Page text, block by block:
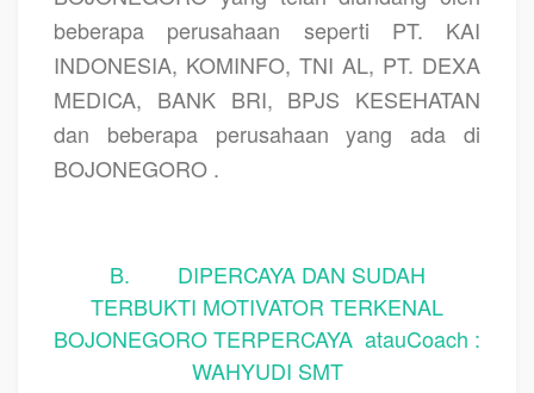
beberapa perusahaan seperti PT. KAI
INDONESIA, KOMINFO, TNI AL, PT. DEXA
MEDICA, BANK BRI, BPJS KESEHATAN
dan beberapa perusahaan yang ada di
BOJONEGORO .
B. DIPERCAYA DAN SUDAH
TERBUKTI MOTIVATOR TERKENAL
BOJONEGORO TERPERCAYA atauCoach :
WAHYUDI SMT